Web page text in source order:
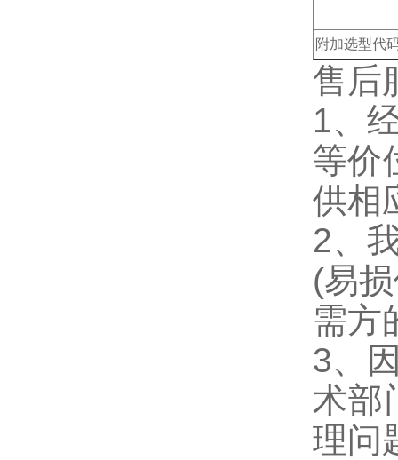
附加选型代
售后
1、
等价
供相
2、
(易
需方
3、
术部
理问